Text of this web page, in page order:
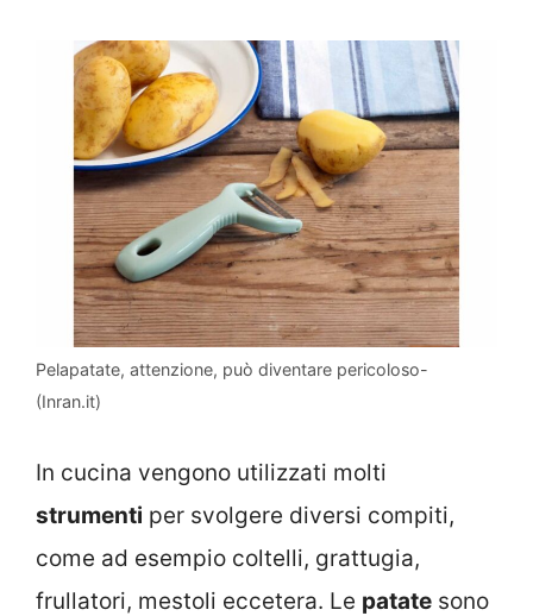
Pelapatate, attenzione, può diventare pericoloso-
(Inran.it)
In cucina vengono utilizzati molti
strumenti per svolgere diversi compiti,
come ad esempio coltelli, grattugia,
frullatori, mestoli eccetera. Le patate sono